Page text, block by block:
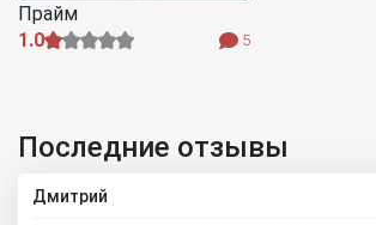
Прайм
1.0
5
Последние отзывы
Дмитрий